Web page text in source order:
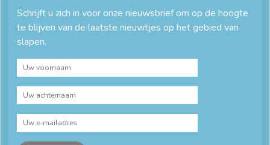
Schrijft u zich in voor onze nieuwsbrief om op de hoogte
te blijven van de laatste nieuwtjes op het gebied van
slapen.